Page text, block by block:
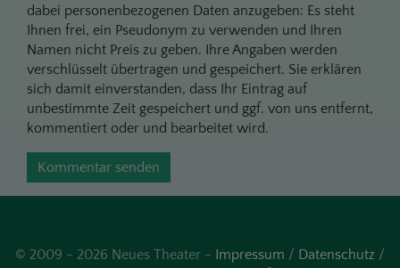
dabei personenbezogenen Daten anzugeben: Es steht
Ihnen frei, ein Pseudonym zu verwenden und Ihren
Namen nicht Preis zu geben. Ihre Angaben werden
verschlüsselt übertragen und gespeichert. Sie erklären
sich damit einverstanden, dass Ihr Eintrag auf
unbestimmte Zeit gespeichert und ggf. von uns entfernt,
kommentiert oder und bearbeitet wird.
Kommentar senden
© 2009 - 2026 Neues Theater - Impressum / Datenschutz /